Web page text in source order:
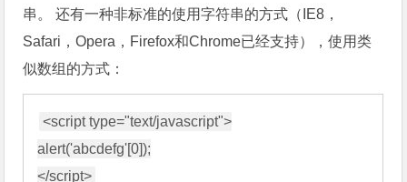
串。 还有一种非标准的使用字符串的方式（IE8，
Safari，Opera，Firefox和Chrome已经支持），使用类
似数组的方式：
<script type="text/javascript">
alert('abcdefg'[0]);